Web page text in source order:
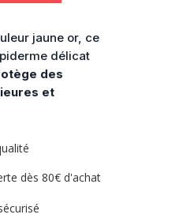
jaune or, ce
délicat
des
et
dès 80€ d'achat